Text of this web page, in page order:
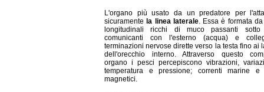
L'organo più usato da un predatore per
sicuramente la linea laterale. Essa è formata
longitudinali ricchi di muco passanti sotto
comunicanti con l'esterno (acqua) e
terminazioni nervose dirette verso la testa fino ai
dell'orecchio interno. Attraverso questo
organo i pesci percepiscono vibrazioni,
temperatura e pressione; correnti marine e
magnetici.